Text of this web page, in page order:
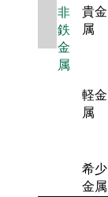
非
鉄
金
属
貴金
属
軽金
属
希少
金属